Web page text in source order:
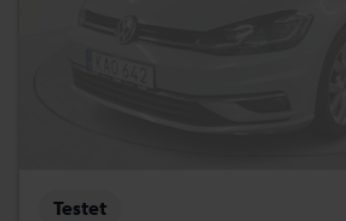
Testet